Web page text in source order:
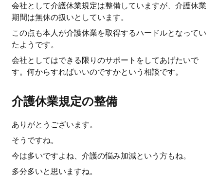
会社として介護休業規定は整備していますが、介護休業
期間は無休の扱いとしています。
この点も本人が介護休業を取得するハードルとなってい
たようです。
会社としてはできる限りのサポートをしてあげたいで
す。何からすればいいのですかという相談です。
介護休業規定の整備
ありがとうございます。
そうですね。
今は多いですよね、介護の悩み加減という方もね。
多分多いと思いますね。